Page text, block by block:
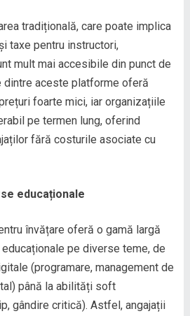
tradițională, care poate implica
taxe pentru instructori,
mult mai accesibile din punct de
dintre aceste platforme oferă
foarte mici, iar organizațiile
pe termen lung, oferind
fără costurile asociate cu
educaționale
învățare oferă o gamă largă
pe diverse teme, de
(programare, management de
până la abilități soft
gândire critică). Astfel, angajații